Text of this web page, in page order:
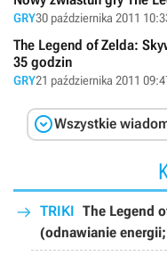
GRY30 października 2011
The Legend of Zelda:
35 godzin
GRY21 października 2011
Wszystkie
TRIKI The Legend
(odnawianie